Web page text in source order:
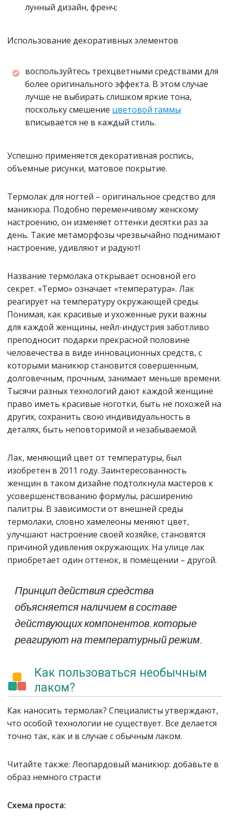
лунный дизайн, френч;
Использование декоративных элементов
воспользуйтесь трехцветными средствами для
более оригинального эффекта. В этом случае
лучше не выбирать слишком яркие тона,
поскольку смешение цветовой гаммы
вписывается не в каждый стиль.
Успешно применяется декоративная роспись,
объемные рисунки, матовое покрытие.
Термолак для ногтей – оригинальное средство для
маникюра. Подобно переменчивому женскому
настроению, он изменяет оттенки десятки раз за
день. Такие метаморфозы чрезвычайно поднимают
настроение, удивляют и радуют!
Название термолака открывает основной его
секрет. «Термо» означает «температура». Лак
реагирует на температуру окружающей среды.
Понимая, как красивые и ухоженные руки важны
для каждой женщины, нейл-индустрия заботливо
преподносит подарки прекрасной половине
человечества в виде инновационных средств, с
которыми маникюр становится совершенным,
долговечным, прочным, занимает меньше времени.
Тысячи разных технологий дают каждой женщине
право иметь красивые ноготки, быть не похожей на
других, сохранить свою индивидуальность в
деталях, быть неповторимой и незабываемой.
Лак, меняющий цвет от температуры, был
изобретен в 2011 году. Заинтересованность
женщин в таком дизайне подтолкнула мастеров к
усовершенствованию формулы, расширению
палитры. В зависимости от внешней среды
термолаки, словно хамелеоны меняют цвет,
улучшают настроение своей хозяйке, становятся
причиной удивления окружающих. На улице лак
приобретает один оттенок, в помещении – другой.
Принцип действия средства
объясняется наличием в составе
действующих компонентов, которые
реагируют на температурный режим.
Как пользоваться необычным
лаком?
Как наносить термолак? Специалисты утверждают,
что особой технологии не существует. Все делается
точно так, как и в случае с обычным лаком.
Читайте также: Леопардовый маникюр: добавьте в
образ немного страсти
Схема проста: